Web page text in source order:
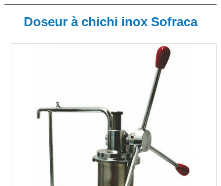
Doseur à chichi inox Sofraca